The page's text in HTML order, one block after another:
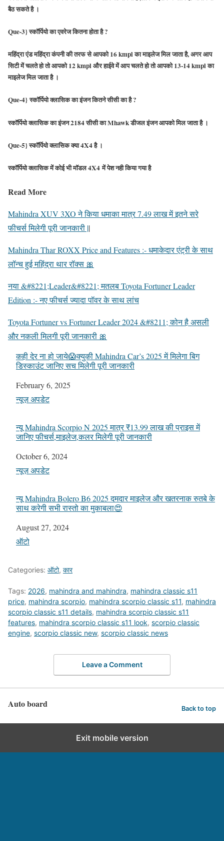
बैठ सकते है ।
Que-3} स्कॉर्पियो का एवरेज कितना होता है ?
महिंद्रा एंड महिंद्रा कंपनी की तरफ से आपको16 kmplका माइलेज मिल जाता है, अगर आप
सिटी में चलते हो तो आपको12 kmplऔर हाईवे में आप चलते हो तो आपको13-14 kmplका
माइलेज मिल जाता है ।
Que-4} स्कॉर्पियो क्लासिक का इंजन कितने सीसी का है ?
स्कॉर्पियो क्लासिक का इंजन2184सीसी काMhawkडीजल इंजन आपको मिल जाता है ।
Que-5} स्कॉर्पियो क्लासिक क्या 4X4 है ।
स्कॉर्पियो क्लासिक में कोई भी मॉडल4X4में पेश नही किया गया है
Read More
Mahindra XUV 3XO ने किया धमाका मात्र 7.49 लाख में इतने सरे
फीचर्स मिलेगी पूरी जानकारी ||
Mahindra Thar ROXX Price and Features :- धमाकेदार एंट्री के साथ
लॉन्च हुई महिंद्रा थार रॉक्स 🎀
नया &#8221;Leader&#8221; मतलब Toyota Fortuner Leader
Edition :- नए फीचर्स ज्यादा पॉवर के साथ लांच
Toyota Fortuner vs Fortuner Leader 2024 &#8211; कोन है असली
और नकली मिलगी पूरी जानकारी 🎀
कही देर ना हो जाये😱क्युकी Mahindra Car’s 2025 में मिलेगा बिग
डिस्काउंट जानिए सच मिलेगी पूरी जानकारी
Date
February 6, 2025
In relation to
न्यूज़ अपडेट
न्यू Mahindra Scorpio N 2025 मात्र ₹13.99 लाख की प्राइस में
जानिए फीचर्स,माइलेज,कलर मिलेगी पूरी जानकारी
Date
October 6, 2024
In relation to
न्यूज़ अपडेट
न्यू Mahindra Bolero B6 2025 दमदार माइलेज और खतरनाक रुतबे के
साथ करेगी सभी रास्तो का मुकाबला😍
Date
August 27, 2024
In relation to
ऑटो
Categories: ऑटो, कार
Tags: 2026, mahindra and mahindra, mahindra classic s11
price, mahindra scorpio, mahindra scorpio classic s11, mahindra
scorpio classic s11 details, mahindra scorpio classic s11
features, mahindra scorpio classic s11 look, scorpio classic
engine, scorpio classic new, scorpio classic news
Leave a Comment
Auto board Back to top
Exit mobile version